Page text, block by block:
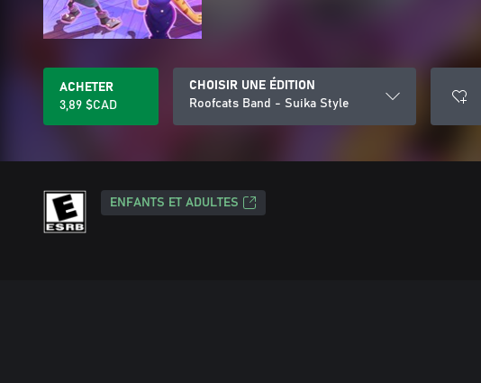
ACHETER
3,89 $CAD
CHOISIR UNE ÉDITION
Roofcats Band - Suika Style
ENFANTS ET ADULTES